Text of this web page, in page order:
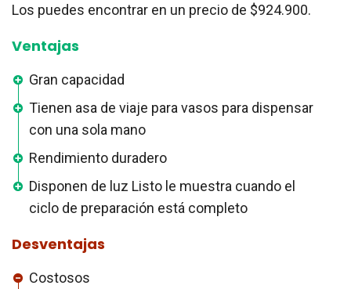
Los puedes encontrar en un precio de $924.900.
Ventajas
Gran capacidad
Tienen asa de viaje para vasos para dispensar
con una sola mano
Rendimiento duradero
Disponen de luz Listo le muestra cuando el
ciclo de preparación está completo
Desventajas
Costosos